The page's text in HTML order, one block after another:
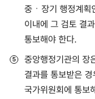
중ㆍ장기 행정계획
이내에 그 검토 결
통보해야 한다.
중앙행정기관의 장
결과를 통보받은
국가위원회에 통보